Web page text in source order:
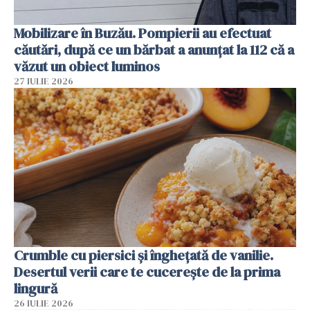
Mobilizare în Buzău. Pompierii au efectuat
căutări, după ce un bărbat a anunțat la 112 că a
văzut un obiect luminos
27 IULIE 2026
Crumble cu piersici și înghețată de vanilie.
Desertul verii care te cucerește de la prima
lingură
26 IULIE 2026